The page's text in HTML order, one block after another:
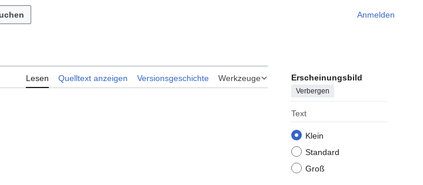
Anmelden
Lesen Quelltext anzeigen Versionsgeschichte Werkzeuge Erscheinungsbild
Verbergen
Text
Klein
Standard
Groß